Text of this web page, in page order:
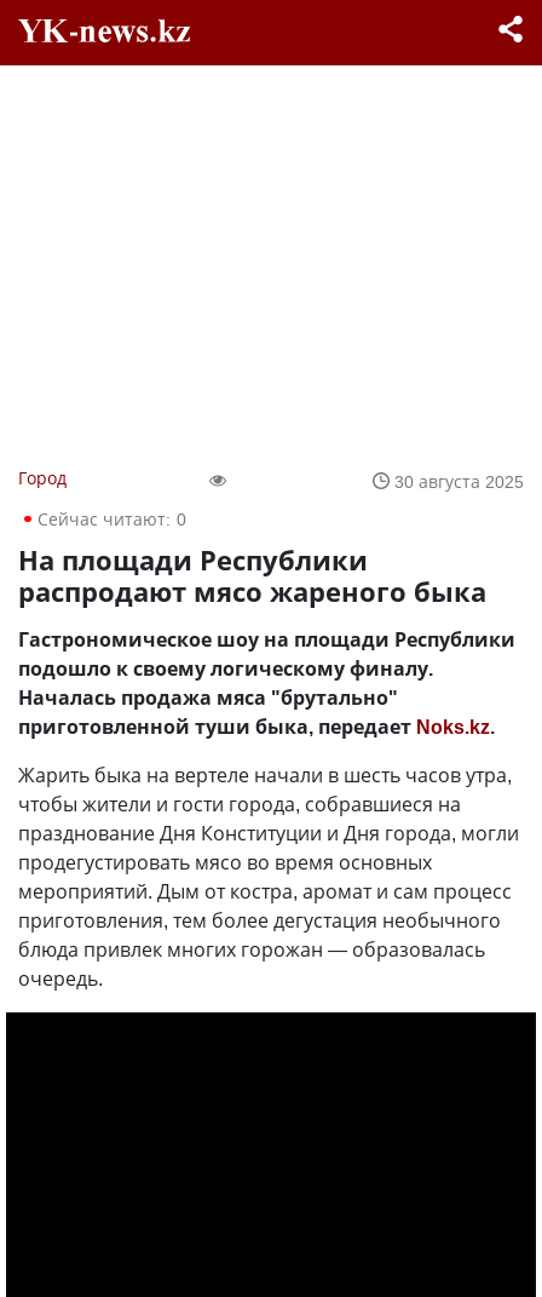
Город
30 августа 2025
Сейчас читают: 0
На площади Республики
распродают мясо жареного быка
Гастрономическое шоу на площади Республики
подошло к своему логическому финалу.
Началась продажа мяса "брутально"
приготовленной туши быка, передает Noks.kz.
Жарить быка на вертеле начали в шесть часов утра,
чтобы жители и гости города, собравшиеся на
празднование Дня Конституции и Дня города, могли
продегустировать мясо во время основных
мероприятий. Дым от костра, аромат и сам процесс
приготовления, тем более дегустация необычного
блюда привлек многих горожан — образовалась
очередь.